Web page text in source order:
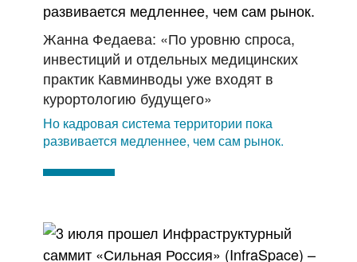
Жанна Федаева: «По уровню спроса,
инвестиций и отдельных медицинских
практик Кавминводы уже входят в
курортологию будущего»
Но кадровая система территории пока
развивается медленнее, чем сам рынок.